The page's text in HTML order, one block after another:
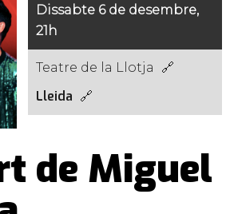
Dissabte 6 de desembre,
21h
Teatre de la Llotja
Lleida
de Miguel